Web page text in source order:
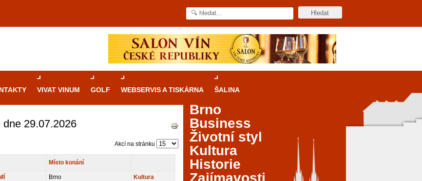
VIVAT VINUM GOLF WEBSERVIS A TISKÁRNA ŠALINA
29.07.2026
Akcí na stránku
Místo konání
Brno Kultura
Průvodcekasinovými hrami v Brně: Od
restaurace, divadla a univerzity. Mimo jiné je ale také
místem, kde si můžete legálně a bezpečně vyzkoušet
Brno
Business
Životní styl
Kultura
Historie
Zajímavosti